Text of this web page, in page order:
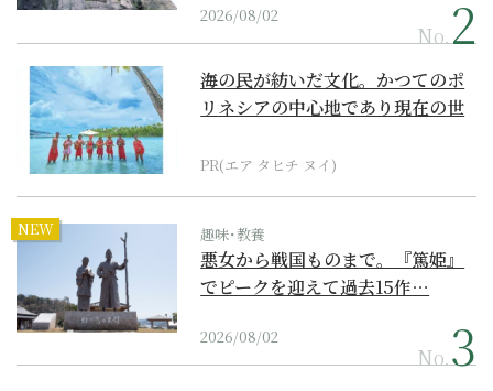
2026/08/02
No.
海の民が紡いだ文化。かつてのポ
リネシアの中心地であり現在の世
PR(エア タヒチ ヌイ)
NEW 趣味･教養
悪女から戦国ものまで。『篤姫』
でピークを迎えて過去15作…
2026/08/02
No.